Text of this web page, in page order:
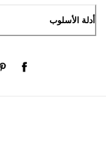
أدلة الأسلوب